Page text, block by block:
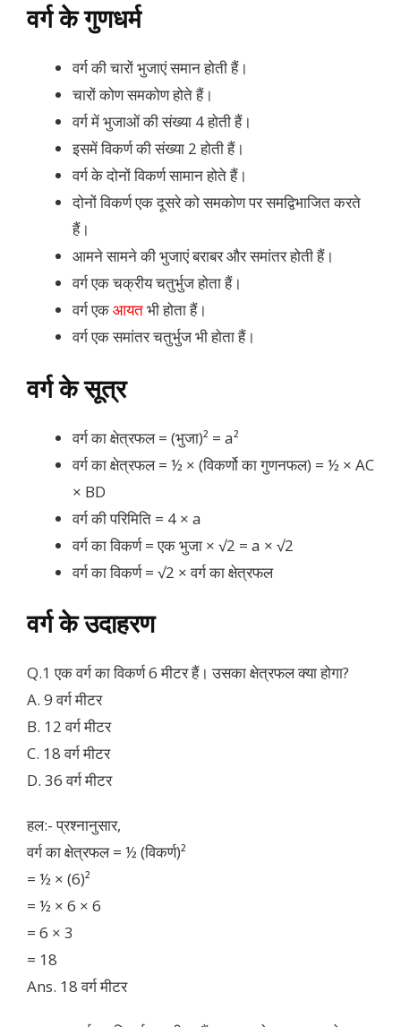
वर्ग के गुणधर्म
वर्ग की चारों भुजाएं समान होती हैं।
चारों कोण समकोण होते हैं।
वर्ग में भुजाओं की संख्या 4 होती हैं।
इसमें विकर्ण की संख्या 2 होती हैं।
वर्ग के दोनों विकर्ण सामान होते हैं।
दोनों विकर्ण एक दूसरे को समकोण पर समद्विभाजित करते
हैं।
आमने सामने की भुजाएं बराबर और समांतर होती हैं।
वर्ग एक चक्रीय चतुर्भुज होता हैं।
वर्ग एकआयतभी होता हैं।
वर्ग एक समांतर चतुर्भुज भी होता हैं।
वर्ग के सूत्र
वर्ग का क्षेत्रफल = (भुजा)² = a²
वर्ग का क्षेत्रफल = ½ × (विकर्णो का गुणनफल) = ½ × AC
× BD
वर्ग की परिमिति = 4 × a
वर्ग का विकर्ण = एक भुजा × √2 = a × √2
वर्ग का विकर्ण = √2 × वर्ग का क्षेत्रफल
वर्ग के उदाहरण
Q.1 एक वर्ग का विकर्ण 6 मीटर हैं। उसका क्षेत्रफल क्या होगा?
A. 9 वर्ग मीटर
B. 12 वर्ग मीटर
C. 18 वर्ग मीटर
D. 36 वर्ग मीटर
हल:- प्रश्नानुसार,
वर्ग का क्षेत्रफल = ½ (विकर्ण)²
= ½ × (6)²
= ½ × 6 × 6
= 6 × 3
= 18
Ans. 18 वर्ग मीटर